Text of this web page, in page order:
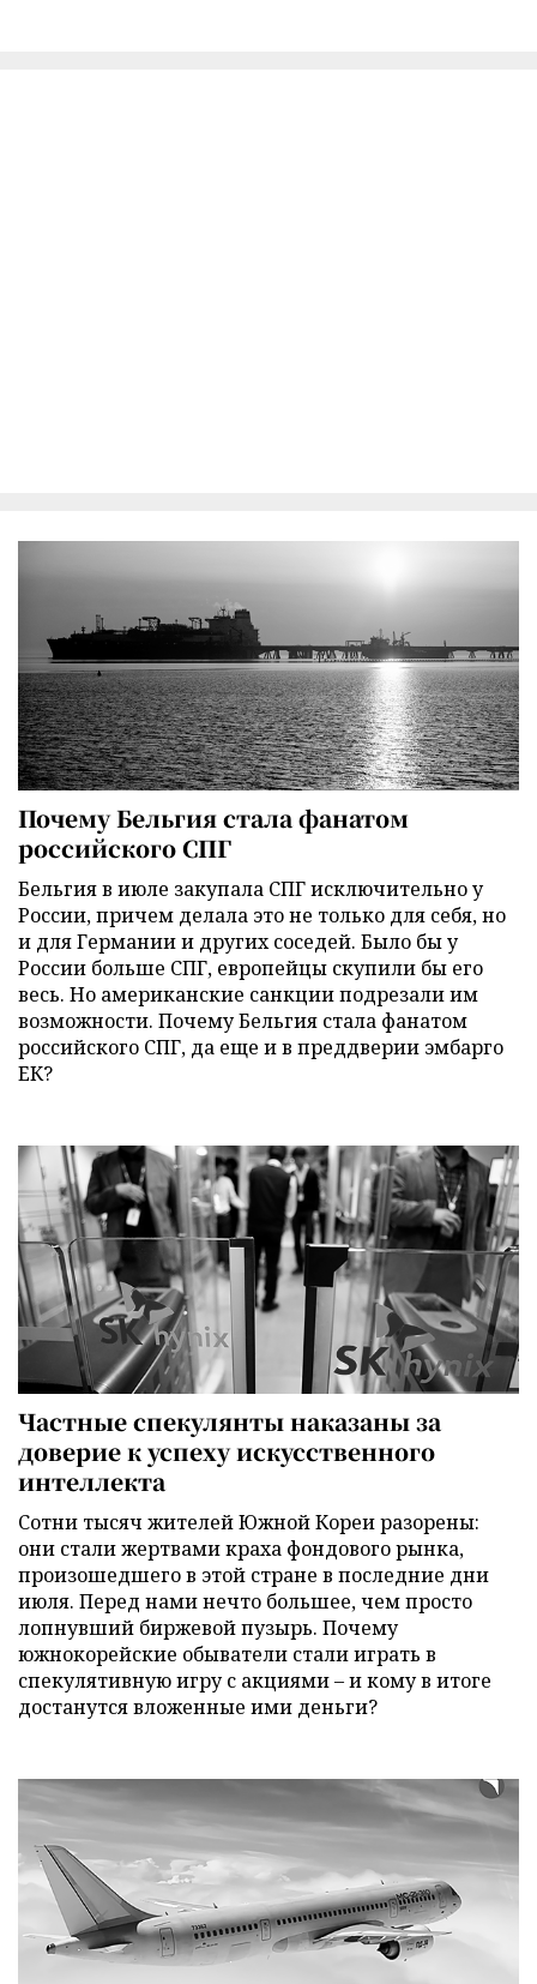
Почему Бельгия стала фанатом
российского СПГ
Бельгия в июле закупала СПГ исключительно у
России, причем делала это не только для себя, но
и для Германии и других соседей. Было бы у
России больше СПГ, европейцы скупили бы его
весь. Но американские санкции подрезали им
возможности. Почему Бельгия стала фанатом
российского СПГ, да еще и в преддверии эмбарго
ЕК?
Частные спекулянты наказаны за
доверие к успеху искусственного
интеллекта
Сотни тысяч жителей Южной Кореи разорены:
они стали жертвами краха фондового рынка,
произошедшего в этой стране в последние дни
июля. Перед нами нечто большее, чем просто
лопнувший биржевой пузырь. Почему
южнокорейские обыватели стали играть в
спекулятивную игру с акциями – и кому в итоге
достанутся вложенные ими деньги?